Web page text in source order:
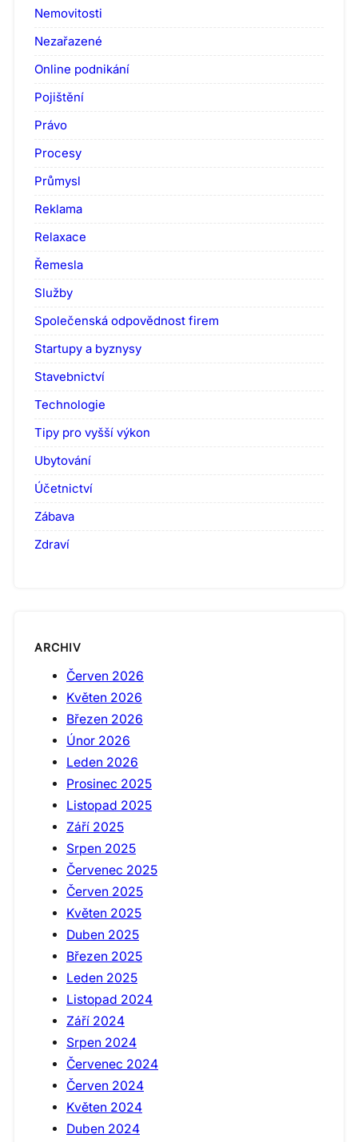
Nemovitosti
Nezařazené
Online podnikání
Pojištění
Právo
Procesy
Průmysl
Reklama
Relaxace
Řemesla
Služby
Společenská odpovědnost firem
Startupy a byznysy
Stavebnictví
Technologie
Tipy pro vyšší výkon
Ubytování
Účetnictví
Zábava
Zdraví
ARCHIV
Červen 2026
Květen 2026
Březen 2026
Únor 2026
Leden 2026
Prosinec 2025
Listopad 2025
Září 2025
Srpen 2025
Červenec 2025
Červen 2025
Květen 2025
Duben 2025
Březen 2025
Leden 2025
Listopad 2024
Září 2024
Srpen 2024
Červenec 2024
Červen 2024
Květen 2024
Duben 2024